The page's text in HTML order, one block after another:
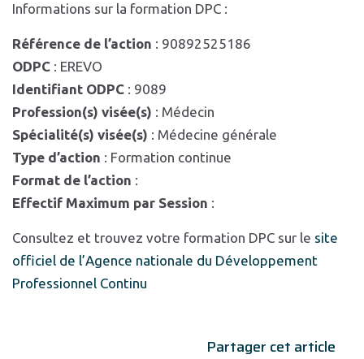
Informations sur la formation DPC :
Référence de l’action : 90892525186
ODPC : EREVO
Identifiant ODPC : 9089
Profession(s) visée(s) : Médecin
Spécialité(s) visée(s) : Médecine générale
Type d’action : Formation continue
Format de l’action :
Effectif Maximum par Session :
Consultez et trouvez votre formation DPC sur le site
officiel de l’Agence nationale du Développement
Professionnel Continu
Partager cet article